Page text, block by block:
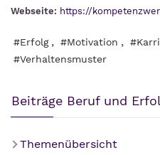
Webseite: https://
#Erfolg , #Motivation ,
#Verhaltensmuster
Beiträge Beruf und
Themenübersicht